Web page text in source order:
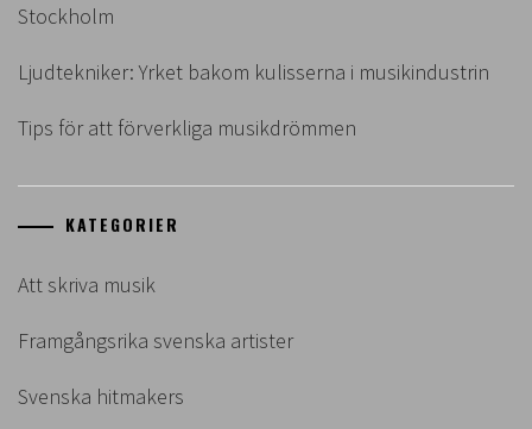
Stockholm
Ljudtekniker: Yrket bakom kulisserna i musikindustrin
Tips för att förverkliga musikdrömmen
KATEGORIER
Att skriva musik
Framgångsrika svenska artister
Svenska hitmakers